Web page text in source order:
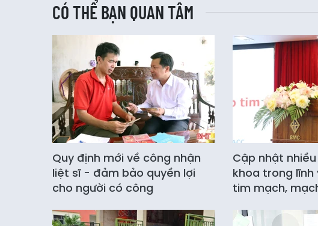
CÓ THỂ BẠN QUAN TÂM
Quy định mới về công nhận
liệt sĩ - đảm bảo quyền lợi
cho người có công
Cập nhật
khoa trong
tim mạch,